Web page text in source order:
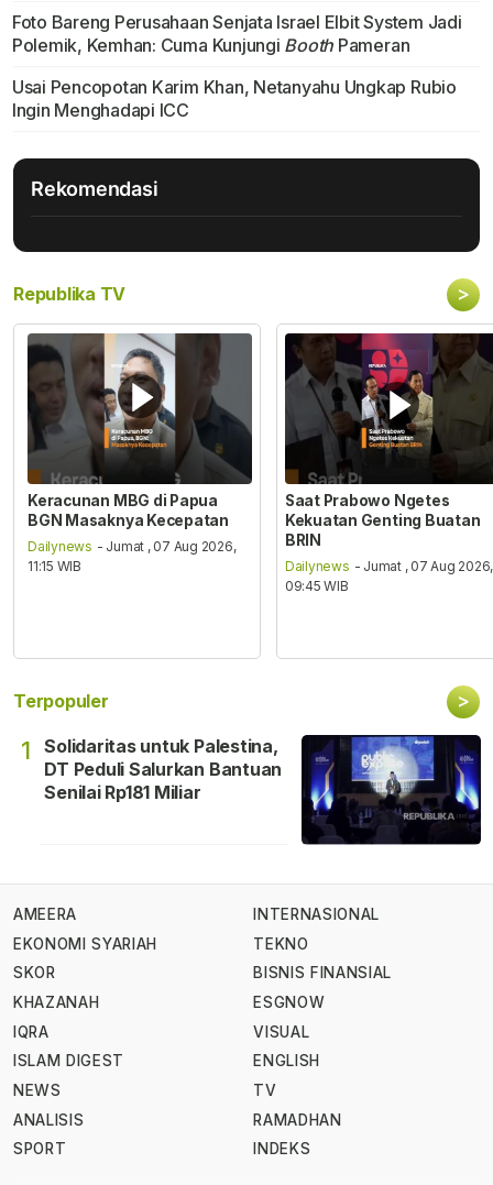
Foto Bareng Perusahaan Senjata Israel Elbit System Jadi
Polemik, Kemhan: Cuma Kunjungi Booth Pameran
Usai Pencopotan Karim Khan, Netanyahu Ungkap Rubio
Ingin Menghadapi ICC
Rekomendasi
Republika TV >
Keracunan MBG di Papua
BGN Masaknya Kecepatan
Dailynews - Jumat , 07 Aug 2026,
11:15 WIB
Saat Prabowo Ngetes
Kekuatan Genting Buatan
BRIN
Dailynews - Jumat , 07 Aug 2026,
09:45 WIB
Terpopuler >
1
Solidaritas untuk Palestina,
DT Peduli Salurkan Bantuan
Senilai Rp181 Miliar
AMEERA
EKONOMI SYARIAH
SKOR
KHAZANAH
IQRA
ISLAM DIGEST
NEWS
ANALISIS
SPORT
INTERNASIONAL
TEKNO
BISNIS FINANSIAL
ESGNOW
VISUAL
ENGLISH
TV
RAMADHAN
INDEKS